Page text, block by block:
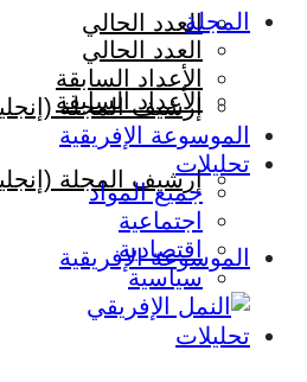
العدد الحالي
الأعداد السابقة
إرشيف المجلة
الموسوعة الإفريقية
تحليلات
المجلة
العدد الحالي
الأعداد السابقة
إرشيف المجلة
الموسوعة الإفريقية
تحليلات
جميع المواد
اجتماعية
اقتصادية
سياسية